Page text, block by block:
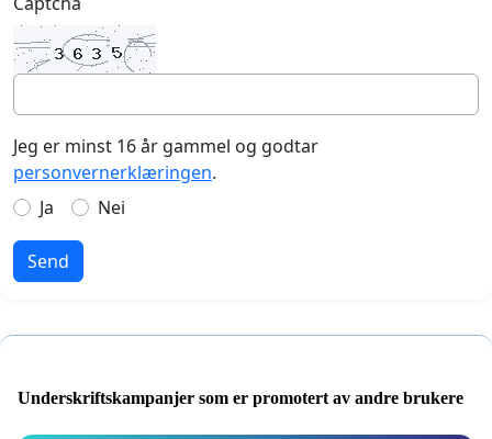
Jeg er minst 16 år gammel og godtar
personvernerklæringen.
Ja
Nei
Send
Underskriftskampanjer som er promotert av andre brukere